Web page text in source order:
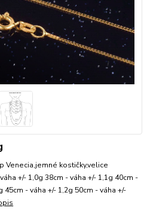
Venecia,jemné kostičky,velice
+/- 1,0g 38cm - váha +/- 1,1g 40cm -
45cm - váha +/- 1,2g 50cm - váha +/-